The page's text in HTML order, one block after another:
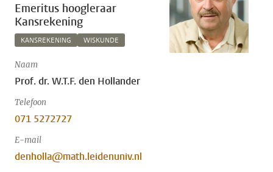
Emeritus hoogleraar
Kansrekening
KANSREKENING WISKUNDE
Naam
Prof. dr. W.T.F. den Hollander
Telefoon
071 5272727
E-mail
denholla@math.leidenuniv.nl